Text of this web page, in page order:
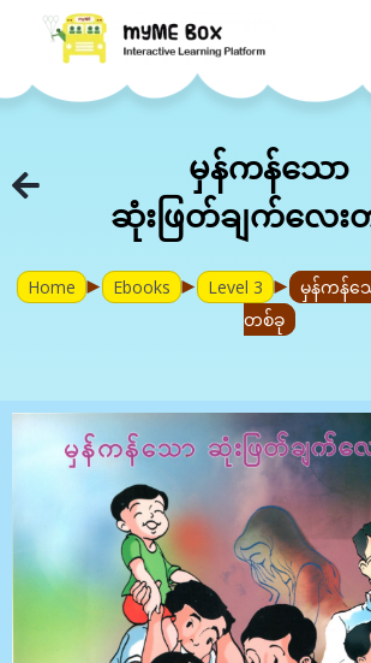
content
မှန်ကန်သော
ဆုံးဖြတ်ချက်လေး
Home ► Ebooks ► Level 3 ► မှန်ကန်သ
တစ်ခု